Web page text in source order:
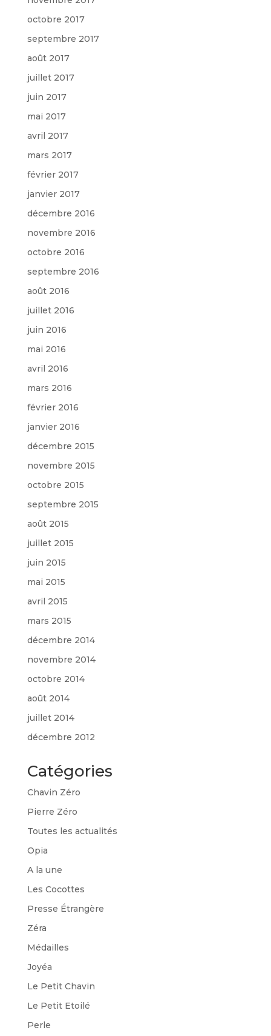
octobre 2017
septembre 2017
août 2017
juillet 2017
juin 2017
mai 2017
avril 2017
mars 2017
février 2017
janvier 2017
décembre 2016
novembre 2016
octobre 2016
septembre 2016
août 2016
juillet 2016
juin 2016
mai 2016
avril 2016
mars 2016
février 2016
janvier 2016
décembre 2015
novembre 2015
octobre 2015
septembre 2015
août 2015
juillet 2015
juin 2015
mai 2015
avril 2015
mars 2015
décembre 2014
novembre 2014
octobre 2014
août 2014
juillet 2014
décembre 2012
Catégories
Chavin Zéro
Pierre Zéro
Toutes les actualités
Opia
A la une
Les Cocottes
Presse Étrangère
Zéra
Médailles
Joyéa
Le Petit Chavin
Le Petit Etoilé
Perle